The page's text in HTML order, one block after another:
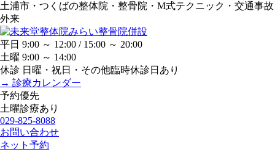
土浦市・つくばの整体院・整骨院・M式テクニック・交通事故
外来
みらい整骨院併設
平日 9:00 ～ 12:00 / 15:00 ～ 20:00
土曜 9:00 ～ 14:00
休診 日曜・祝日・その他臨時休診日あり
→ 診療カレンダー
予約優先
土曜診療あり
029-825-8088
お問い合わせ
ネット予約